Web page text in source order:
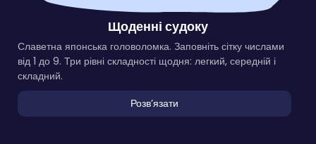
Щоденні судоку
Славетна японська головоломка. Заповніть сітку числами
від 1 до 9. Три рівні складності щодня: легкий, середній і
складний.
Розвʼязати